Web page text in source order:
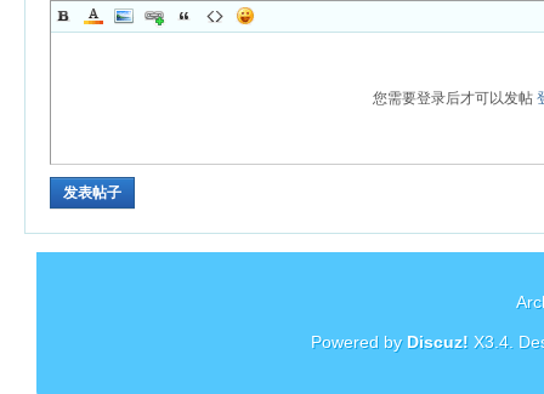
您需要登录后才可以发帖
发表帖子
Powered by Discuz! X3.4.